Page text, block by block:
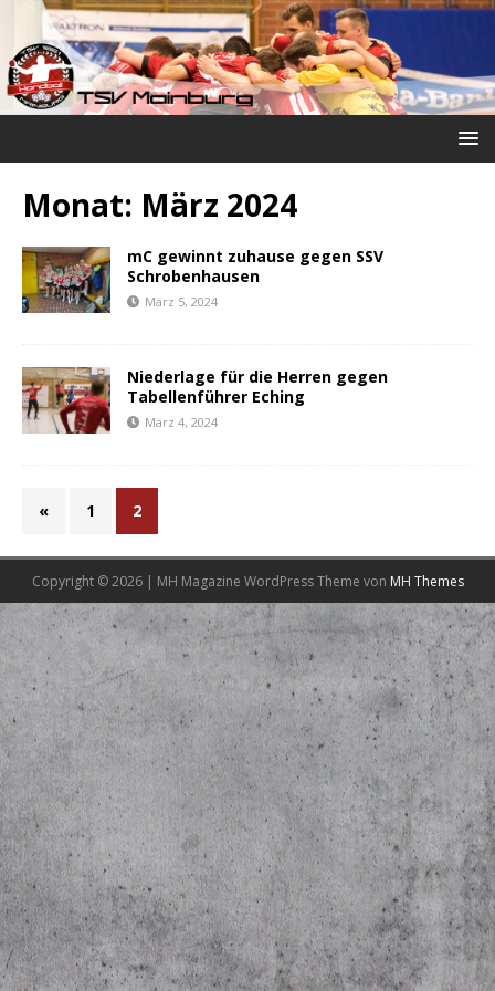
Monat: März 2024
mC gewinnt zuhause gegen SSV
Schrobenhausen
März 5, 2024
Niederlage für die Herren gegen
Tabellenführer Eching
März 4, 2024
« 1 2
Copyright © 2026 | MH Magazine WordPress Theme von MH Themes